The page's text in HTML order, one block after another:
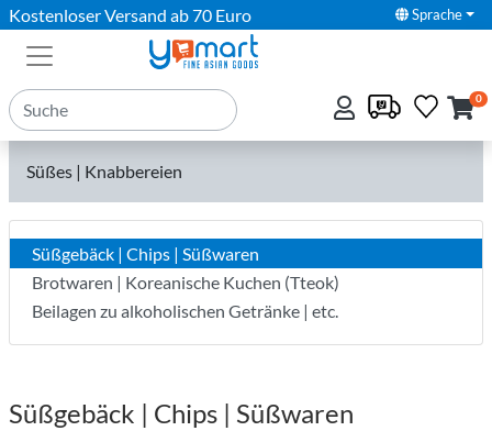
Kostenloser Versand ab 70 Euro Sprache
0
Süßes | Knabbereien
Süßgebäck | Chips | Süßwaren
Brotwaren | Koreanische Kuchen (Tteok)
Beilagen zu alkoholischen Getränke | etc.
Süßgebäck | Chips | Süßwaren